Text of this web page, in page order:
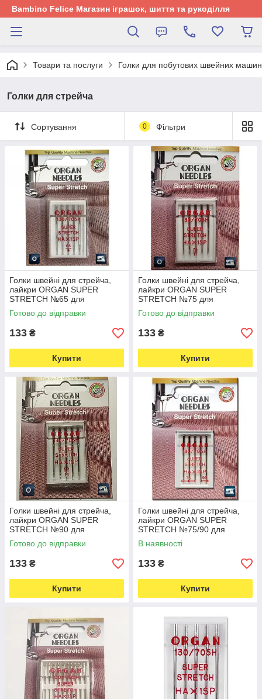
Bambino Felice Магазин іграшок, шиття та рукоділля
Товари та послуги Голки для побутових швейних машин
Голки для стрейча
Сортування 0 Фільтри
Голки швейні для стрейча,
лайкри ORGAN SUPER
STRETCH №65 для
побутових швейних машин
блістерна упаковка 5 штук
Готово до відправки
133 ₴
Купити
Голки швейні для стрейча,
лайкри ORGAN SUPER
STRETCH №75 для
побутових швейних машин
блістерна упаковка 5 штук
Готово до відправки
133 ₴
Купити
Голки швейні для стрейча,
лайкри ORGAN SUPER
STRETCH №90 для
побутових швейних машин
блістерна упаковка 5 штук
Готово до відправки
133 ₴
Купити
Голки швейні для стрейча,
лайкри ORGAN SUPER
STRETCH №75/90 для
побутових швейних машин
блістерна упаковка 5 шт
В наявності
133 ₴
Купити